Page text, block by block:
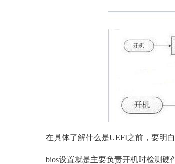
在具体了解什么是UEFI之前，要明白
bios设置就是主要负责开机时检测硬